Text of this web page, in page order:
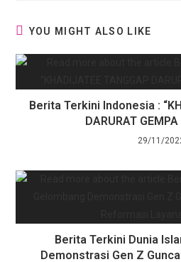
YOU MIGHT ALSO LIKE
Berita Terkini Indonesia :
DARURAT
29/11/
Berita Terkini Dunia
Demonstrasi Gen Z